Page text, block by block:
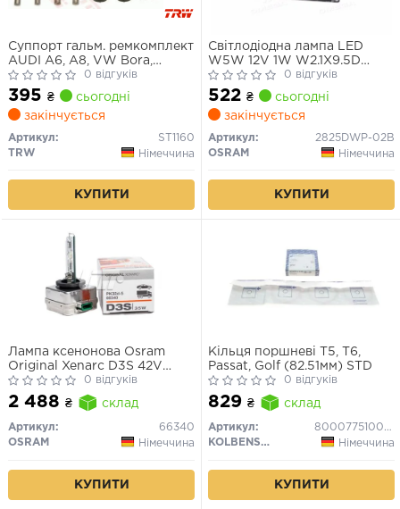
Суппорт гальм. ремкомплект
AUDI A6, A8, VW Bora,
Passat задн. (вир-во TRW)
0 відгуків
395 ₴
сьогодні
закінчується
Артикул:
ST1160
TRW
Німеччина
КУПИТИ
Світлодіодна лампа LED
W5W 12V 1W W2.1X9.5D
LEDriving SL (blister 2шт)
(вир-во OSRAM)
0 відгуків
522 ₴
сьогодні
закінчується
Артикул:
2825DWP-02B
OSRAM
Німеччина
КУПИТИ
Лампа ксенонова Osram
Original Xenarc D3S 42V
35W
0 відгуків
2 488 ₴ склад
Артикул:
66340
OSRAM
Німеччина
КУПИТИ
Кільця поршневі T5, T6,
Passat, Golf (82.51мм) STD
0 відгуків
829 ₴ склад
Артикул:
800077510000
KOLBENSCHMIDT
Німеччина
КУПИТИ